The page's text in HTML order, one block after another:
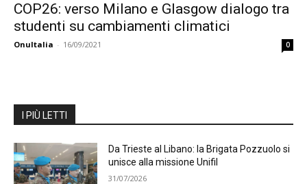
COP26: verso Milano e Glasgow dialogo tra
studenti su cambiamenti climatici
OnuItalia - 16/09/2021 0
I PIÙ LETTI
Da Trieste al Libano: la Brigata Pozzuolo si
unisce alla missione Unifil
31/07/2026